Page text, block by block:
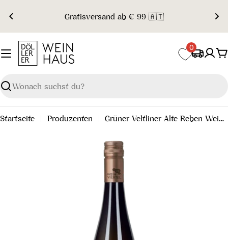
Inhalt
springen
Gratisversand ab € 99 🇦🇹
Suchen
0
Startseite Produzenten Grüner Veltliner Alte Reben Weinviertel DAC Reserve 2025